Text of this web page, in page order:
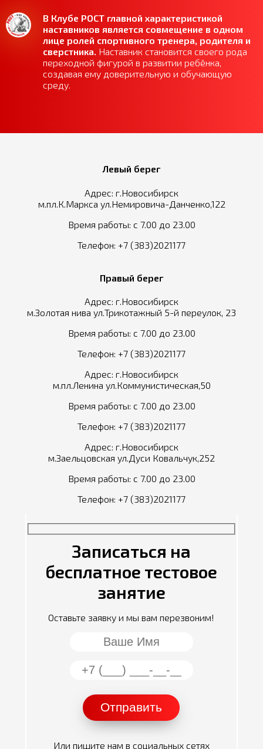
В Клубе РОСТ главной характеристикой
наставников является совмещение в одном
лице ролей спортивного тренера, родителя и
сверстника. Наставник становится своего рода
переходной фигурой в развитии ребёнка,
создавая ему доверительную и обучающую
среду.
Левый берег
Адрес: г.Новосибирск
м.пл.К.Маркса ул.Немировича-Данченко,122
Время работы: с 7.00 до 23.00
Телефон: +7 (383)2021177
Правый берег
Адрес: г.Новосибирск
м.Золотая нива ул.Трикотажный 5-й переулок, 23
Время работы: с 7.00 до 23.00
Телефон: +7 (383)2021177
Адрес: г.Новосибирск
м.пл.Ленина ул.Коммунистическая,50
Время работы: с 7.00 до 23.00
Телефон: +7 (383)2021177
Адрес: г.Новосибирск
м.Заельцовская ул.Дуси Ковальчук,252
Время работы: с 7.00 до 23.00
Телефон: +7 (383)2021177
Записаться на
бесплатное тестовое
занятие
Оставьте заявку и мы вам перезвоним!
Или пишите нам в социальных сетях